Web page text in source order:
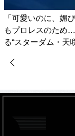
「可愛いのに、媚
もプロレスのため
る“スターダム・天